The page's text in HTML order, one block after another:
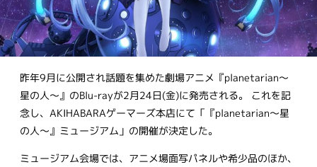
昨年9月に公開され話題を集めた劇場アニメ『planetarian～
星の人～』のBlu-rayが2月24日(金)に発売される。 これを記
念し、AKIHABARAゲーマーズ本店にて「『planetarian～星
の人～』ミュージアム」の開催が決定した。
ミュージアム会場では、アニメ場面写パネルや希少品のほか、